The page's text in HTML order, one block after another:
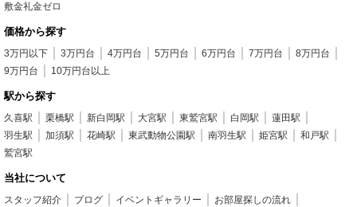
敷金礼金ゼロ
価格から探す
3万円以下 3万円台 4万円台 5万円台 6万円台 7万円台
8万円台
9万円台
10万円台以上
駅から探す
久喜駅 栗橋駅 新白岡駅 大宮駅 東鷲宮駅 白岡駅
蓮田駅
羽生駅
加須駅 花崎駅 東武動物公園駅 南羽生駅 姫宮駅
和戸駅
鷲宮駅
当社について
スタッフ紹介 ブログ イベントギャラリー
お部屋探しの流れ